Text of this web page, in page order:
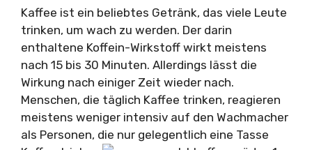
Kaffee ist ein beliebtes Getränk, das viele Leute
trinken, um wach zu werden. Der darin
enthaltene Koffein-Wirkstoff wirkt meistens
nach 15 bis 30 Minuten. Allerdings lässt die
Wirkung nach einiger Zeit wieder nach.
Menschen, die täglich Kaffee trinken, reagieren
meistens weniger intensiv auf den Wachmacher
als Personen, die nur gelegentlich eine Tasse